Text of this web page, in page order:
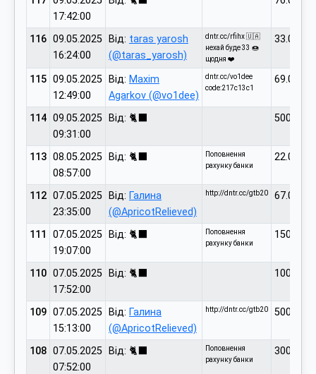
17:42:00
116 09.05.2025
16:24:00
Від: taras yarosh
(@taras_yarosh)
dntr.cc/rfihx 🇺🇦
нехай буде 33 🍩
щодня ❤️
33.00
115 09.05.2025
12:49:00
Від: Maxim
Agarkov (@vo1dee)
dntr.cc/vo1dee
code:217c13c1
69.00
114 09.05.2025
09:31:00
Від: 🐈‍⬛ 500.00
113 08.05.2025
08:57:00
Від: 🐈‍⬛
Поповнення
рахунку банки
22.00
112 07.05.2025
23:35:00
Від: Галина
(@ApricotRelieved)
http://dntr.cc/gtb20 67.00
111
07.05.2025
19:07:00
Від: 🐈‍⬛
Поповнення
рахунку банки
1500.00
110 07.05.2025
17:52:00
Від: 🐈‍⬛ 100.00
109 07.05.2025
15:13:00
Від: Галина
(@ApricotRelieved)
http://dntr.cc/gtb20 500.00
108 07.05.2025
07:52:00
Від: 🐈‍⬛
Поповнення
рахунку банки
300.00